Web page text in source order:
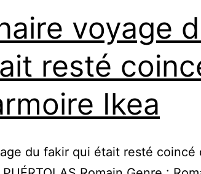
voyage
resté
Ikea
du fakir qui était resté coincé